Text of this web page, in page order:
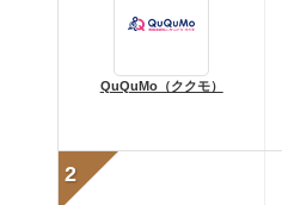
QuQuMo（ククモ）
2